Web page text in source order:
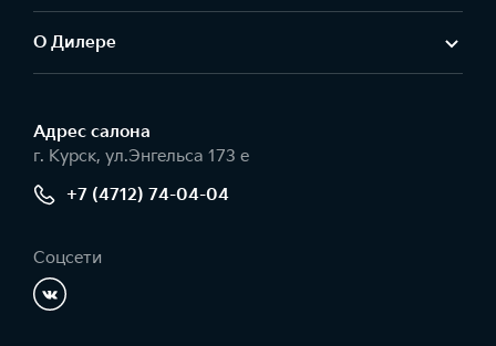
О Дилере
Адрес салонa
г. Курск, ул.Энгельса 173 е
+7 (4712) 74-04-04
Соцсети